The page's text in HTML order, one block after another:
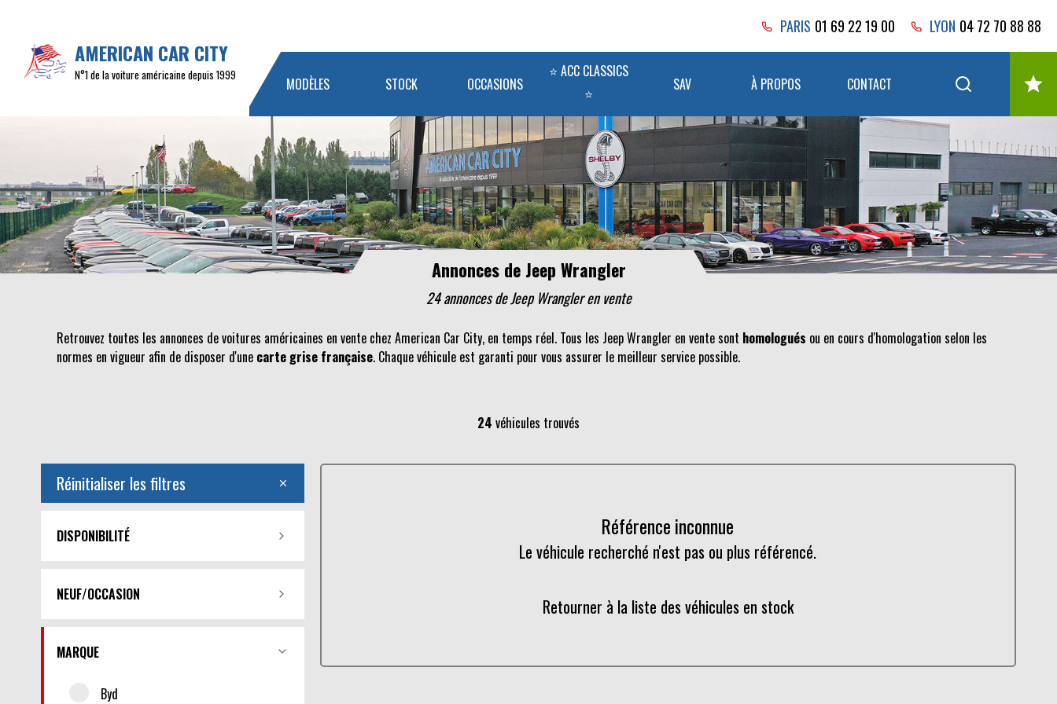
AMERICAN CAR CITY
N°1 de la voiture américaine depuis 1999
PARIS 01 69 22 19 00 LYON 04 72 70 88 88
MODÈLES STOCK OCCASIONS
⭐ ACC CLASSICS
⭐
SAV À PROPOS CONTACT
Annonces de Jeep Wrangler
24 annonces de Jeep Wrangler en vente
Retrouvez toutes les annonces de voitures américaines en vente chez American Car City, en temps réel. Tous les Jeep Wrangler en vente sont homologués ou en cours d'homologation selon les
normes en vigueur afin de disposer d'une carte grise française. Chaque véhicule est garanti pour vous assurer le meilleur service possible.
24 véhicules trouvés
Réinitialiser les filtres
DISPONIBILITÉ
NEUF/OCCASION
MARQUE
Byd
Référence inconnue
Le véhicule recherché n'est pas ou plus référencé.
Retourner à la liste des véhicules en stock